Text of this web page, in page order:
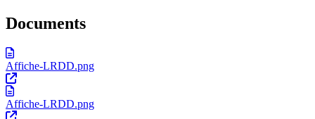
Documents
Affiche-LRDD.png
Affiche-LRDD.png